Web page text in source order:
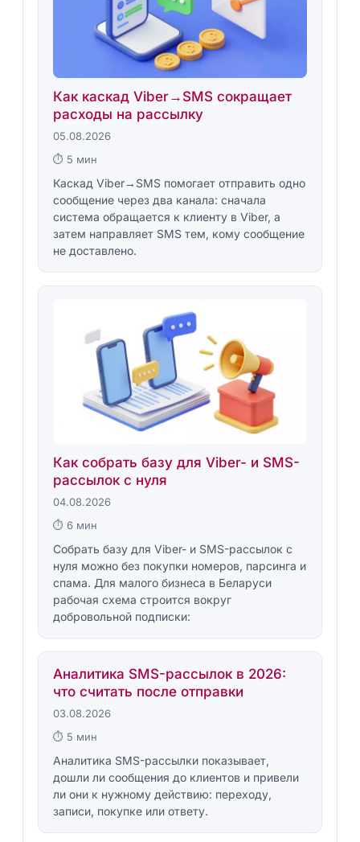
Как каскад Viber→SMS сокращает
расходы на рассылку
05.08.2026
⏱ 5 мин
Каскад Viber→SMS помогает отправить одно
сообщение через два канала: сначала
система обращается к клиенту в Viber, а
затем направляет SMS тем, кому сообщение
не доставлено.
Как собрать базу для Viber- и SMS-
рассылок с нуля
04.08.2026
⏱ 6 мин
Собрать базу для Viber- и SMS-рассылок с
нуля можно без покупки номеров, парсинга и
спама. Для малого бизнеса в Беларуси
рабочая схема строится вокруг
добровольной подписки:
Аналитика SMS-рассылок в 2026:
что считать после отправки
03.08.2026
⏱ 5 мин
Аналитика SMS-рассылки показывает,
дошли ли сообщения до клиентов и привели
ли они к нужному действию: переходу,
записи, покупке или ответу.